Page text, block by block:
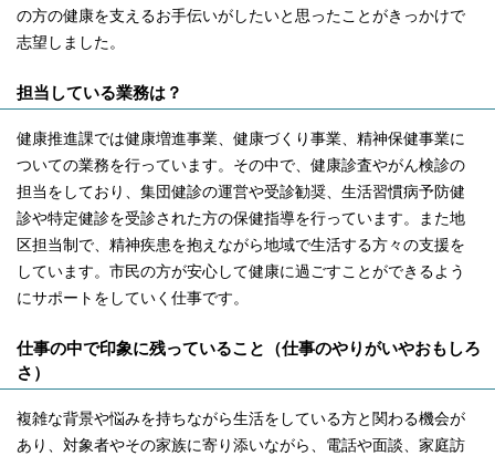
の方の健康を支えるお手伝いがしたいと思ったことがきっかけで
志望しました。
担当している業務は？
健康推進課では健康増進事業、健康づくり事業、精神保健事業に
ついての業務を行っています。その中で、健康診査やがん検診の
担当をしており、集団健診の運営や受診勧奨、生活習慣病予防健
診や特定健診を受診された方の保健指導を行っています。また地
区担当制で、精神疾患を抱えながら地域で生活する方々の支援を
しています。市民の方が安心して健康に過ごすことができるよう
にサポートをしていく仕事です。
仕事の中で印象に残っていること（仕事のやりがいやおもしろ
さ）
複雑な背景や悩みを持ちながら生活をしている方と関わる機会が
あり、対象者やその家族に寄り添いながら、電話や面談、家庭訪